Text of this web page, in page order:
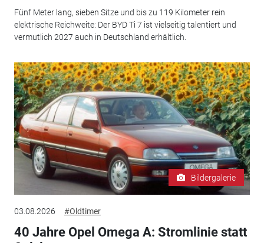
Fünf Meter lang, sieben Sitze und bis zu 119 Kilometer rein
elektrische Reichweite: Der BYD Ti 7 ist vielseitig talentiert und
vermutlich 2027 auch in Deutschland erhältlich.
Bildergalerie
03.08.2026 #Oldtimer
40 Jahre Opel Omega A: Stromlinie statt